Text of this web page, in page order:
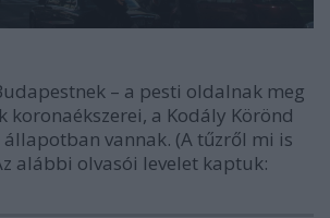
– a pesti oldalnak meg
koronaékszerei, a Kodály Körönd
vannak. (A tűzről mi is
alábbi olvasói levelet kaptuk: